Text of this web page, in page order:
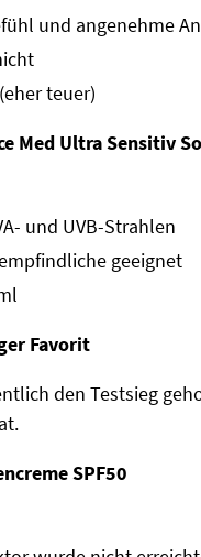
und angenehme
teuer)
Med Ultra Sensitiv
und UVB-Strahlen
geeignet
Favorit
den Testsieg
SPF50